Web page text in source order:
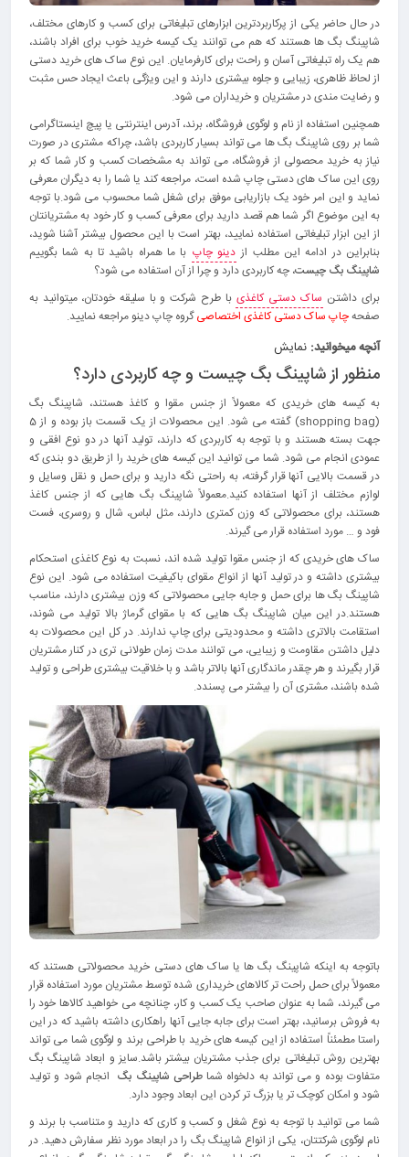
در حال حاضر یکی از پرکاربردترین ابزارهای تبلیغاتی برای کسب و کارهای مختلف،
شاپینگ بگ ها هستند که هم می توانند یک کیسه خرید خوب برای افراد باشند،
هم یک راه تبلیغاتی آسان و راحت برای کارفرمایان. این نوع ساک های خرید دستی
از لحاظ ظاهری، زیبایی و جلوه بیشتری دارند و این ویژگی باعث ایجاد حس مثبت
و رضایت مندی در مشتریان و خریداران می شود.
همچنین استفاده از نام و لوگوی فروشگاه، برند، آدرس اینترنتی یا پیچ اینستاگرامی
شما بر روی شاپینگ بگ ها می تواند بسیار کاربردی باشد، چراکه مشتری در صورت
نیاز به خرید محصولی از فروشگاه، می تواند به مشخصات کسب و کار شما که بر
روی این ساک های دستی چاپ شده است، مراجعه کند یا شما را به دیگران معرفی
نماید و این امر خود یک بازاریابی موفق برای شغل شما محسوب می شود.با توجه
به این موضوع اگر شما هم قصد دارید برای معرفی کسب و کار خود به مشتریانتان
از این ابزار تبلیغاتی استفاده نمایید، بهتر است با این محصول بیشتر آشنا شوید،
بنابراین در ادامه این مطلب از دینو چاپ با ما همراه باشید تا به شما بگوییم
شاپینگ بگ چیست، چه کاربردی دارد و چرا از آن استفاده می شود؟
برای داشتن ساک دستی کاغذی با طرح شرکت و با سلیقه خودتان، میتوانید به
صفحهچاپ ساک دستی کاغذی اختصاصیگروه چاپ دینو مراجعه نمایید.
آنچه میخوانید: نمایش
منظور از شاپینگ بگ چیست و چه کاربردی دارد؟
به کیسه های خریدی که معمولاً از جنس مقوا و کاغذ هستند، شاپینگ بگ
(shopping bag) گفته می شود. این محصولات از یک قسمت باز بوده و از 5
جهت بسته هستند و با توجه به کاربردی که دارند، تولید آنها در دو نوع افقی و
عمودی انجام می شود. شما می توانید این کیسه های خرید را از طریق دو بندی که
در قسمت بالایی آنها قرار گرفته، به راحتی نگه دارید و برای حمل و نقل وسایل و
لوازم مختلف از آنها استفاده کنید.معمولاً شاپینگ بگ هایی که از جنس کاغذ
هستند، برای محصولاتی که وزن کمتری دارند، مثل لباس، شال و روسری، فست
فود و … مورد استفاده قرار می گیرند.
ساک های خریدی که از جنس مقوا تولید شده اند، نسبت به نوع کاغذی استحکام
بیشتری داشته و در تولید آنها از انواع مقوای باکیفیت استفاده می شود. این نوع
شاپینگ بگ ها برای حمل و جابه جایی محصولاتی که وزن بیشتری دارند، مناسب
هستند.در این میان شاپینگ بگ هایی که با مقوای گرماژ بالا تولید می شوند،
استقامت بالاتری داشته و محدودیتی برای چاپ ندارند. در کل این محصولات به
دلیل داشتن مقاومت و زیبایی، می توانند مدت زمان طولانی تری در کنار مشتریان
قرار بگیرند و هر چقدر ماندگاری آنها بالاتر باشد و با خلاقیت بیشتری طراحی و تولید
شده باشند، مشتری آن را بیشتر می پسندد.
باتوجه به اینکه شاپینگ بگ ها یا ساک های دستی خرید محصولاتی هستند که
معمولاً برای حمل راحت تر کالاهای خریداری شده توسط مشتریان مورد استفاده قرار
می گیرند، شما به عنوان صاحب یک کسب و کار، چنانچه می خواهید کالاها خود را
به فروش برسانید، بهتر است برای جابه جایی آنها راهکاری داشته باشید که در این
راستا مطمئناً استفاده از این کیسه های خرید با طراحی برند و لوگوی شما می تواند
بهترین روش تبلیغاتی برای جذب مشتریان بیشتر باشد.سایز و ابعاد شاپینگ بگ
متفاوت بوده و می تواند به دلخواه شماطراحی شاپینگ بگ انجام شود و تولید
شود و امکان کوچک تر یا بزرگ تر کردن این ابعاد وجود دارد.
شما می توانید با توجه به نوع شغل و کسب و کاری که دارید و متناسب با برند و
نام لوگوی شرکتتان، یکی از انواع شاپینگ بگ را در ابعاد مورد نظر سفارش دهید. در